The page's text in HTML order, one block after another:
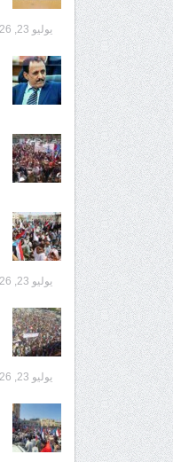
يوليو 23, 2026
يوليو 23, 2026
يوليو 23, 2026